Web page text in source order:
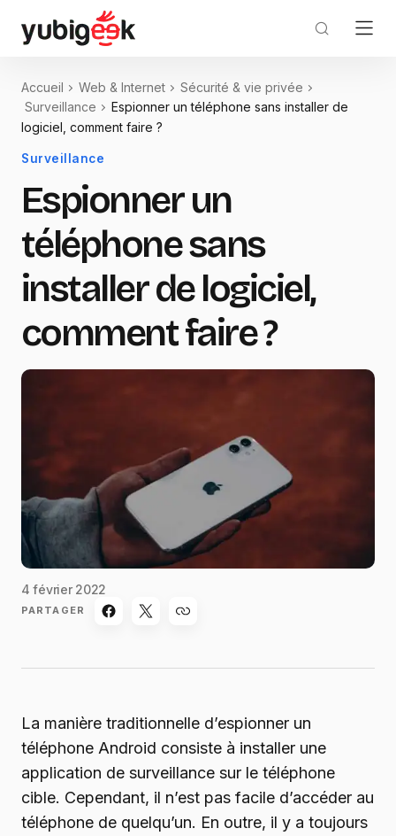
Accueil Web & Internet
Sécurité & vie privée
Surveillance
Espionner un téléphone sans installer de
logiciel, comment faire ?
Surveillance
Espionner un
téléphone sans
installer de logiciel,
comment faire ?
4 février 2022
PARTAGER
La manière traditionnelle d’espionner un
téléphone Android consiste à installer une
application de surveillance sur le téléphone
cible. Cependant, il n’est pas facile d’accéder au
téléphone de quelqu’un. En outre, il y a toujours